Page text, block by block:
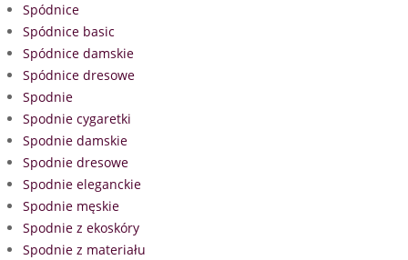
Spódnice
Spódnice basic
Spódnice damskie
Spódnice dresowe
Spodnie
Spodnie cygaretki
Spodnie damskie
Spodnie dresowe
Spodnie eleganckie
Spodnie męskie
Spodnie z ekoskóry
Spodnie z materiału